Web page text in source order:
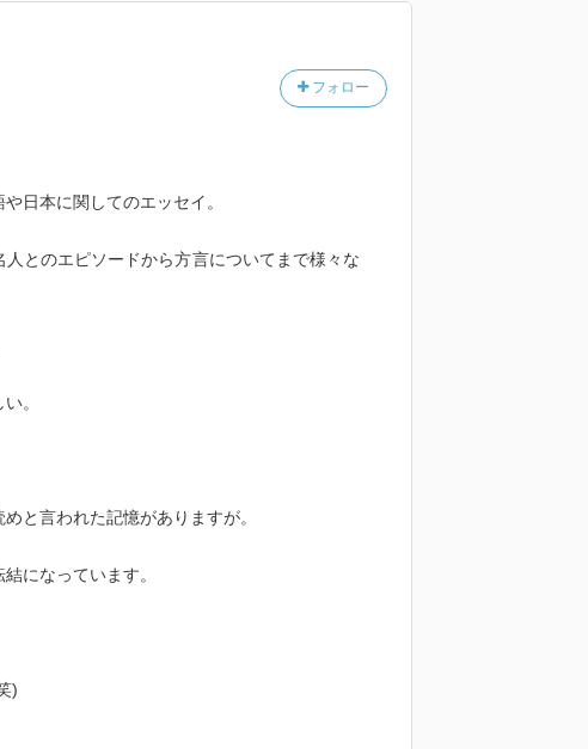
フォロー
日本に関してのエッセイ。
とのエピソードから方言についてまで様々な
。
と言われた記憶がありますが。
になっています。
)